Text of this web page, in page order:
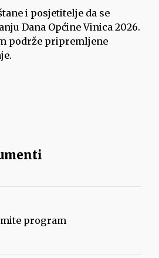
i posjetitelje da se
Dana Općine Vinica 2026.
podrže pripremljene
program